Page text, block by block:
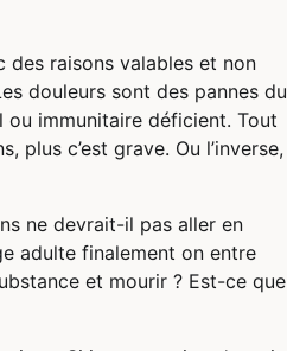
des raisons valables et non
douleurs sont des pannes du
ou immunitaire déficient. Tout
c’est grave. Ou l’inverse,
ne devrait-il pas aller en
adulte finalement on entre
et mourir ? Est-ce que